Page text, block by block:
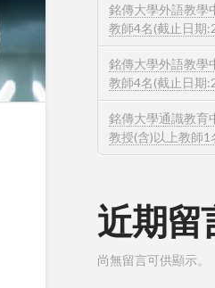
銘傳大學外語教學
教師4名(截止日期
銘傳大學外語教學
教師4名(截止日期
銘傳大學通識教育
教授(含)以上教師
近期留
尚無留言可供顯示。